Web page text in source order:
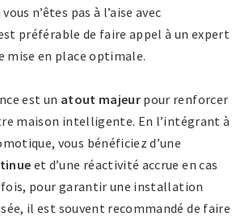
vous n’êtes pas à l’aise avec
préférable de faire appel à un expert
mise en place optimale.
est un atout majeur pour renforcer
maison intelligente. En l’intégrant à
vous bénéficiez d’une
et d’une réactivité accrue en cas
pour garantir une installation
il est souvent recommandé de faire